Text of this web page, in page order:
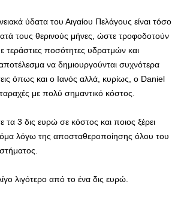
ύδατα του Αιγαίου Πελάγους είναι τόσο
τους θερινούς μήνες, ώστε τροφοδοτούν
τεράστιες ποσότητες υδρατμών και
αποτέλεσμα να δημιουργούνται συχνότερα
όπως και ο Ιανός αλλά, κυρίως, ο Daniel
με πολύ σημαντικό κόστος.
3 δις ευρώ σε κόστος και ποιος ξέρει
λόγω της αποσταθεροποίησης όλου του
λιγότερο από το ένα δις ευρώ.